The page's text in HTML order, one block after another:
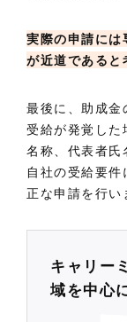
実際の申請には
が近道であると
最後に、助成金
受給が発覚した
名称、代表者氏
自社の受給要
正な申請を行い
キャリー
域を中心